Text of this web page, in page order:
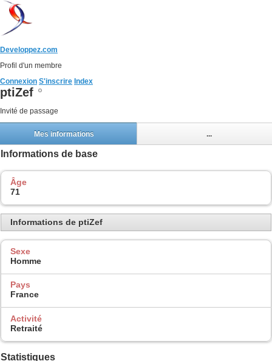
Developpez.com
Profil d'un membre
Connexion S'inscrire Index
ptiZef
Invité de passage
Mes informations ...
Informations de base
Âge
71
Informations de ptiZef
Sexe
Homme
Pays
France
Activité
Retraité
Statistiques